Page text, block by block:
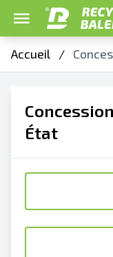
Accueil /
État